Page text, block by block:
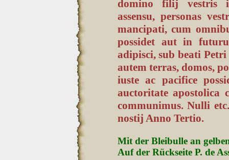
domino filij vestris
assensu, personas
mancipati, cum
possidet aut in
adipisci, sub beati
autem terras, domos,
iuste ac pacifice
auctoritate apostolica
communimus. Nulli
nostij Anno Tertio.
Mit der Bleibulle an
Auf der Rückseite P. de